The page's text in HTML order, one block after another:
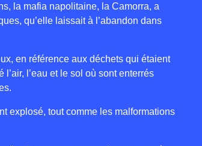
la mafia napolitaine, la Camorra, a
qu’elle laissait à l’abandon dans
en référence aux déchets qui étaient
l’eau et le sol où sont enterrés
explosé, tout comme les malformations